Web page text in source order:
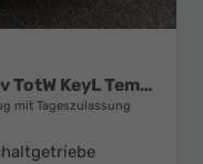
Comfort LED SHZ 360Kam Nav TotW KeyL Temp 17Z
mit Tageszulassung